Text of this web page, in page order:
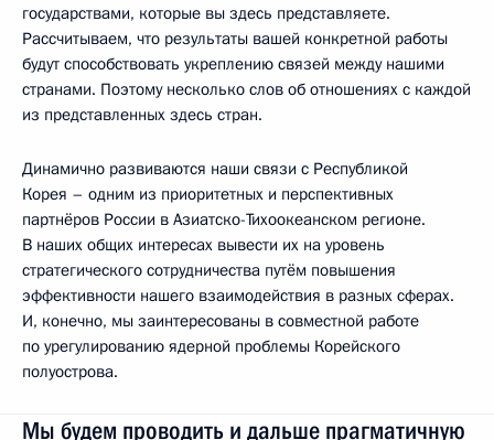
государствами, которые вы здесь представляете.
Рассчитываем, что результаты вашей конкретной работы
будут способствовать укреплению связей между нашими
странами. Поэтому несколько слов об отношениях с каждой
из представленных здесь стран.
Динамично развиваются наши связи с Республикой
Корея – одним из приоритетных и перспективных
партнёров России в Азиатско-Тихоокеанском регионе.
В наших общих интересах вывести их на уровень
стратегического сотрудничества путём повышения
эффективности нашего взаимодействия в разных сферах.
И, конечно, мы заинтересованы в совместной работе
по урегулированию ядерной проблемы Корейского
полуострова.
Мы будем проводить и дальше прагматичную